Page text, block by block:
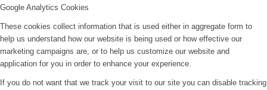
Google Analytics Cookies
These cookies collect information that is used either in aggregate form to
help us understand how our website is being used or how effective our
marketing campaigns are, or to help us customize our website and
application for you in order to enhance your experience.
If you do not want that we track your visit to our site you can disable tracking